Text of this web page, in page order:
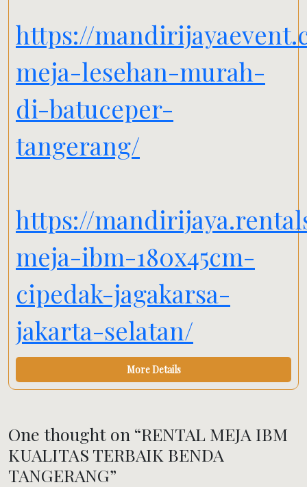
https://
meja-lesehan-murah-
di-batuceper-
tangerang/
https://
meja-ibm-180x45cm-
cipedak-jagakarsa-
jakarta-selatan/
More Details
One thought on “RENTAL MEJA IBM
KUALITAS TERBAIK BENDA
TANGERANG”